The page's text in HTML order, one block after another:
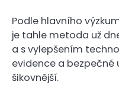
Podle hlavního
je tahle metoda už
a s vylepšením
evidence a
šikovnější.